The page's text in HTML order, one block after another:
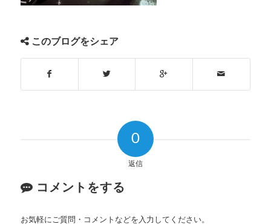
このブログをシェア
0
返信
コメントをする
お気軽にご質問・コメントなどを入力してください。